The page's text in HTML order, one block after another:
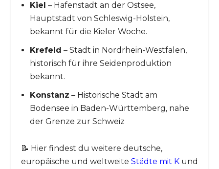
Kiel – Hafenstadt an der Ostsee,
Hauptstadt von Schleswig-Holstein,
bekannt für die Kieler Woche.
Krefeld – Stadt in Nordrhein-Westfalen,
historisch für ihre Seidenproduktion
bekannt.
Konstanz – Historische Stadt am
Bodensee in Baden-Württemberg, nahe
der Grenze zur Schweiz
📝 Hier findest du weitere deutsche,
europäische und weltweite Städte mit Kund